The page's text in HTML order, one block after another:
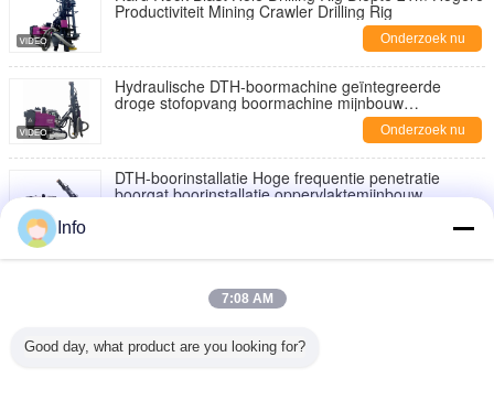
Productiviteit Mining Crawler Drilling Rig
Onderzoek nu
Hydraulische DTH-boormachine geïntegreerde
droge stofopvang boormachine mijnbouw
Onderzoek nu
DTH-boorinstallatie Hoge frequentie penetratie
boorgat boorinstallatie oppervlaktemijnbouw
Speed Blast Hole Boormachine Mining DTH
Mijnbouwboormachine Automatische boormachine
Info
7:08 AM
Good day, what product are you looking for?